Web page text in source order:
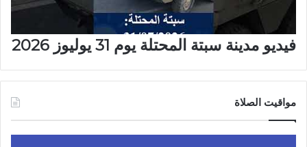
فيديو مدينة سبتة المحتلة يوم 31 يوليوز 2026
مواقيت الصلاة